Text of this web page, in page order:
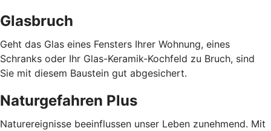
Glasbruch
Geht das Glas eines Fensters Ihrer Wohnung, eines
Schranks oder Ihr Glas-Keramik-Kochfeld zu Bruch, sind
Sie mit diesem Baustein gut abgesichert.
Naturgefahren Plus
Naturereignisse beeinflussen unser Leben zunehmend. Mit